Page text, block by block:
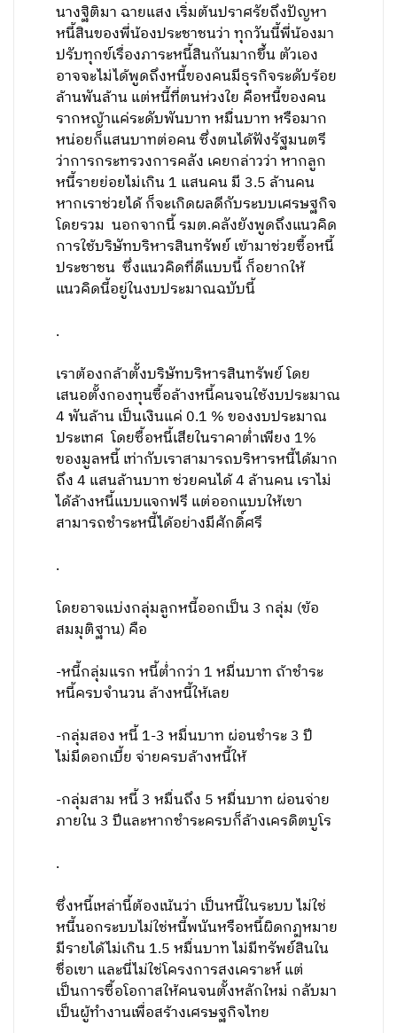
นางฐิติมา ฉายแสง เริ่มต้นปราศรัยถึงปัญหา
หนี้สินของพี่น้องประชาชนว่า ทุกวันนี้พี่น้องมา
ปรับทุกข์เรื่องภาระหนี้สินกันมากขึ้น ตัวเอง
อาจจะไม่ได้พูดถึงหนี้ของคนมีธุรกิจระดับร้อย
ล้านพันล้าน แต่หนี้ที่ตนห่วงใย คือหนี้ของคน
รากหญ้าแค่ระดับพันบาท หมื่่นบาท หรือมาก
หน่อยก็แสนบาทต่อคน ซึ่งตนได้ฟังรัฐมนตรี
ว่าการกระทรวงการคลัง เคยกล่าวว่า หากลูก
หนี้รายย่อยไม่เกิน 1 แสนคน มี 3.5 ล้านคน
หากเราช่วยได้ ก็จะเกิดผลดีกับระบบเศรษฐกิจ
โดยรวม นอกจากนี้ รมต.คลังยังพูดถึงแนวคิด
การใช้บริษัทบริหารสินทรัพย์ เข้ามาช่วยซื้อหนี้
ประชาชน ซึ่งแนวคิดที่ดีแบบนี้ ก็อยากให้
แนวคิดนี้อยู่ในงบประมาณฉบับนี้
.
เราต้องกล้าตั้งบริษัทบริหารสินทรัพย์ โดย
เสนอตั้งกองทุนซื้อล้างหนี้คนจนใช้งบประมาณ
4 พันล้าน เป็นเงินแค่ 0.1 % ของงบประมาณ
ประเทศ โดยซื้อหนี้เสียในราคาต่ำเพียง 1%
ของมูลหนี้ เท่ากับเราสามารถบริหารหนี้ได้มาก
ถึง 4 แสนล้านบาท ช่วยคนได้ 4 ล้านคน เราไม่
ได้ล้างหนี้แบบแจกฟรี แต่ออกแบบให้เขา
สามารถชำระหนี้ได้อย่างมีศักดิ์ศรี
.
โดยอาจแบ่งกลุ่มลูกหนี้ออกเป็น 3 กลุ่ม (ข้อ
สมมุติฐาน) คือ
-หนี้กลุ่มแรก หนี้ต่ำกว่า 1 หมื่นบาท ถ้าชำระ
หนี้ครบจำนวน ล้างหนี้ให้เลย
-กลุ่มสอง หนี้ 1-3 หมื่นบาท ผ่อนชำระ 3 ปี
ไม่มีดอกเบี้ย จ่ายครบล้างหนี้ให้
-กลุ่มสาม หนี้ 3 หมื่นถึง 5 หมื่นบาท ผ่อนจ่าย
ภายใน 3 ปีและหากชำระครบก็ล้างเครดิตบูโร
.
ซึ่งหนี้เหล่านี้ต้องเน้นว่า เป็นหนี้ในระบบ ไม่ใช่
หนี้นอกระบบไม่ใช่หนี้พนันหรือหนี้ผิดกฏหมาย
มีรายได้ไม่เกิน 1.5 หมื่นบาท ไม่มีทรัพย์สินใน
ชื่อเขา และนี่ไม่ใช่โครงการสงเคราะห์ แต่
เป็นการซื้อโอกาสให้คนจนตั้งหลักใหม่ กลับมา
เป็นผู้ทำงานเพื่อสร้างเศรษฐกิจไทย